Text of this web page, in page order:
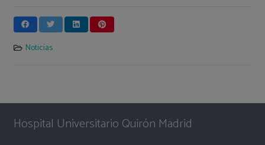
Noticias
Hospital Universitario Quirón Madrid